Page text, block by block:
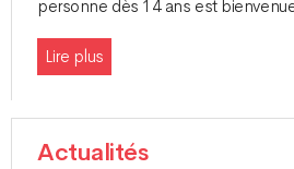
personne dès 14 ans est
Lire plus
Actualités